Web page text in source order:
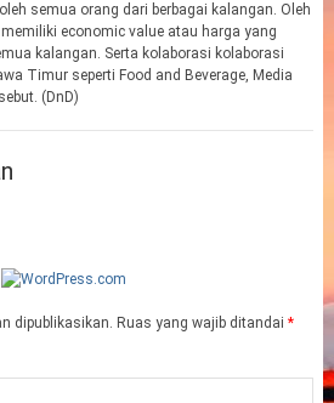
semua orang dari berbagai kalangan. Oleh
economic value atau harga yang
kalangan. Serta kolaborasi kolaborasi
Timur seperti Food and Beverage, Media
(DnD)
dipublikasikan. Ruas yang wajib ditandai *